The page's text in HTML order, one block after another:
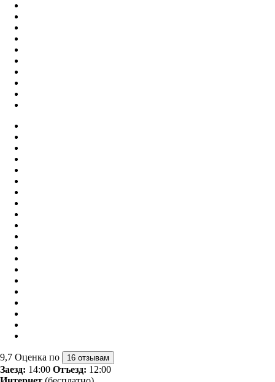
9,7 Оценка по 16 отзывам
Заезд: 14:00 Отъезд: 12:00